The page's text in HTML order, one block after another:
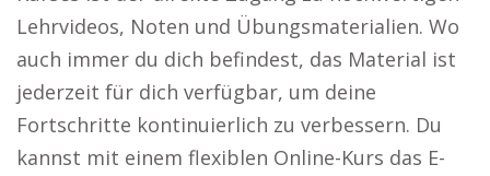
Lehrvideos, Noten und Übungsmaterialien. Wo
auch immer du dich befindest, das Material ist
jederzeit für dich verfügbar, um deine
Fortschritte kontinuierlich zu verbessern. Du
kannst mit einem flexiblen Online-Kurs das E-